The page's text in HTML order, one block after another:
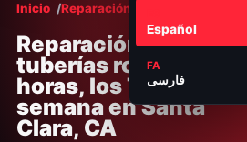
Español
FA
فارسی
Inicio Reparación de Tubería Rota
Reparación de
tuberías rotas las 24
horas, los 7 días de la
semana en Santa
Clara, CA